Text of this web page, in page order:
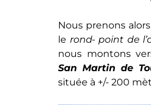
à 50 mètres de la
Martín de Tours”
endroit
nombreux
sur leChemin de